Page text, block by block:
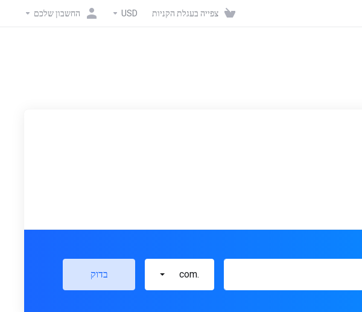
צפייה בעגלת הקניות USD החשבון שלכם
.com בדוק